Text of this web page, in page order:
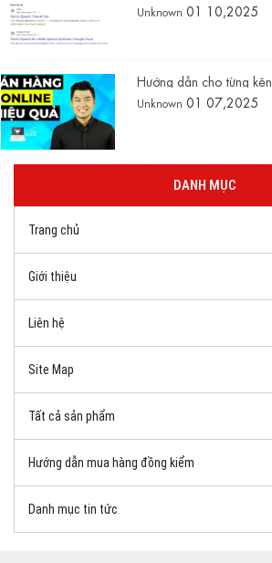
Unknown 01 10,2025
Hướng dẫn cho từng
Unknown 01 07,2025
DANH MỤC
Trang chủ
Giới thiệu
Liên hệ
Site Map
Tất cả sản phẩm
Hướng dẫn mua hàng đồng kiểm
Danh mục tin tức